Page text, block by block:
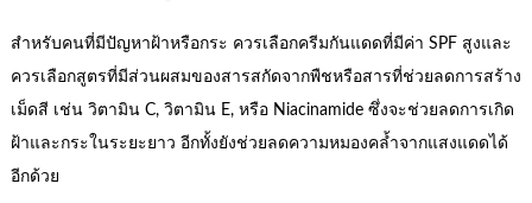
สำหรับคนที่มีปัญหาฝ้าหรือกระ ควรเลือกครีมกันแดดที่มีค่า SPF สูงและ
ควรเลือกสูตรที่มีส่วนผสมของสารสกัดจากพืชหรือสารที่ช่วยลดการสร้าง
เม็ดสี เช่น วิตามิน C, วิตามิน E, หรือ Niacinamide ซึ่งจะช่วยลดการเกิด
ฝ้าและกระในระยะยาว อีกทั้งยังช่วยลดความหมองคล้ำจากแสงแดดได้
อีกด้วย